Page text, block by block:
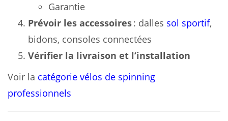
Garantie
Prévoir les accessoires: dalles sol sportif,
bidons, consoles connectées
Vérifier la livraison et l’installation
Voir la catégorie vélos de spinning
professionnels